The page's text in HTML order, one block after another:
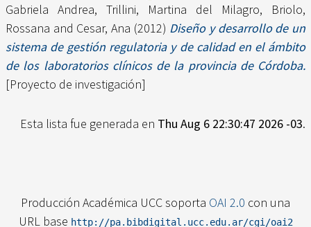
Gabriela Andrea, Trillini, Martina del Milagro, Briolo,
Rossana and Cesar, Ana (2012) Diseño y desarrollo de un
sistema de gestión regulatoria y de calidad en el ámbito
de los laboratorios clínicos de la provincia de Córdoba.
[Proyecto de investigación]
Esta lista fue generada en Thu Aug 6 22:30:47 2026 -03.
Producción Académica UCC soporta OAI 2.0 con una
URL base http://pa.bibdigital.ucc.edu.ar/cgi/oai2